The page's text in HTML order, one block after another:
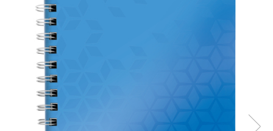
Agende personalizabile
Organizatoare business
Birotica si papetarie
Hartie si articole din hartie
Bibliorafturi, caiete mecanice,
separatoare
Capsatoare, capse si perforatoare